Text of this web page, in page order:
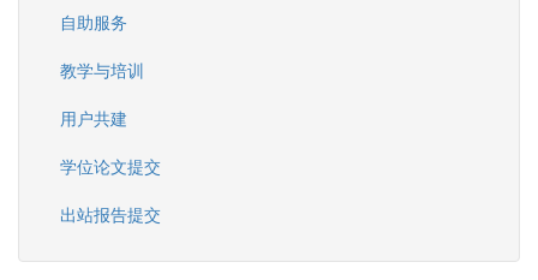
自助服务
教学与培训
用户共建
学位论文提交
出站报告提交